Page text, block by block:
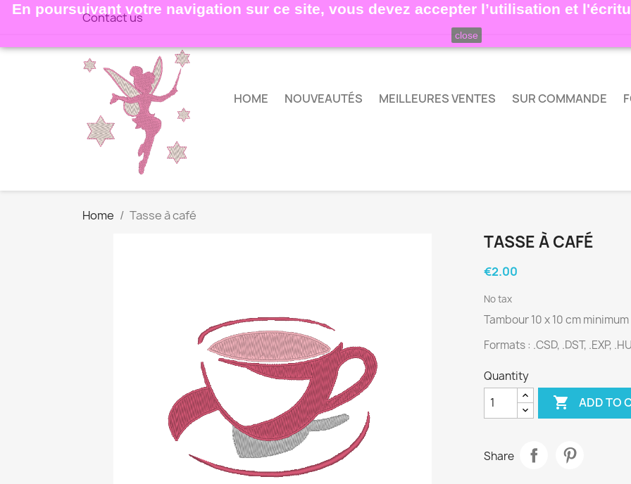
En poursuivant votre navigation sur ce site, vous devez accepter l’utilisation et
close
Contact us
HOME NOUVEAUTÉS MEILLEURES VENTES SUR COMMANDE
Home Tasse à café
TASSE À CAFÉ
€2.00
No tax
Tambour 10 x 10 cm minimum
Formats : .CSD, .DST, .EXP,
Quantity
 ADD TO
Share